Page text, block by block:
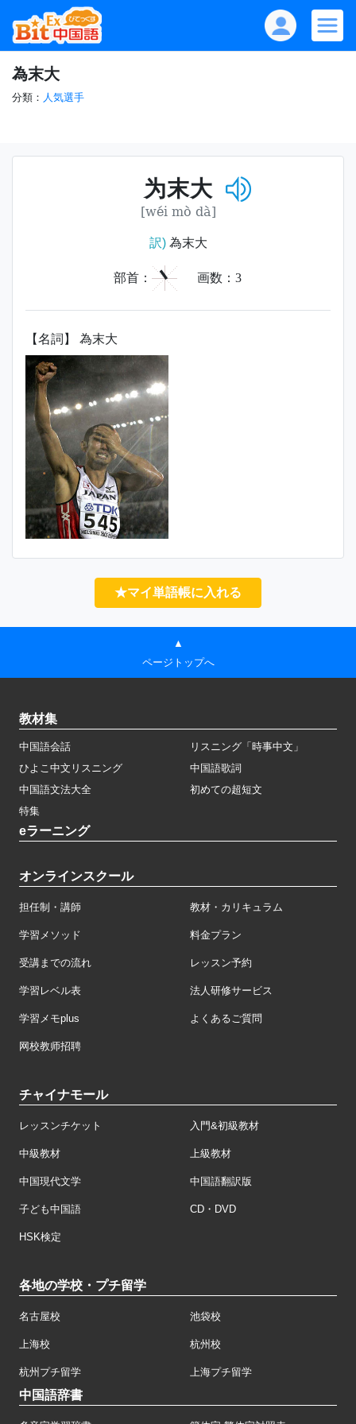
為末大
分類： 人気選手
为末大
[wéi mò dà]
訳)為末大
部首： 丶 画数： 3
【名詞】 為末大
★マイ単語帳に入れる
▲
ページトップへ
教材集
中国語会話
リスニング「時事中文」
ひよこ中文リスニング
中国語歌詞
中国語文法大全
初めての超短文
特集
eラーニング
オンラインスクール
担任制・講師 教材・カリキュラム
学習メソッド 料金プラン
受講までの流れ レッスン予約
学習レベル表 法人研修サービス
学習メモplus よくあるご質問
网校教师招聘
チャイナモール
レッスンチケット 入門&初級教材
中級教材 上級教材
中国現代文学 中国語翻訳版
子ども中国語 CD・DVD
HSK検定
各地の学校・プチ留学
名古屋校 池袋校
上海校 杭州校
杭州プチ留学 上海プチ留学
中国語辞書